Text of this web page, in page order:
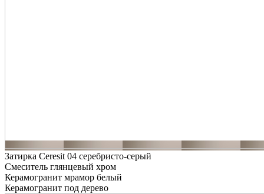
Затирка Ceresit 04 серебристо-серый
Смеситель глянцевый хром
Керамогранит мрамор белый
Керамогранит под дерево